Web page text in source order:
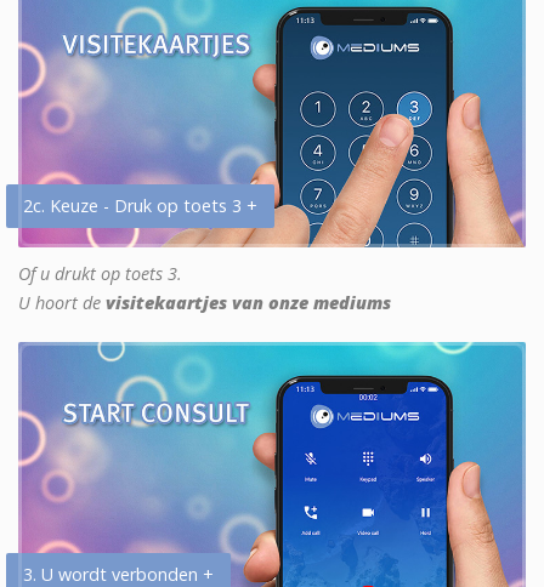
2c. Keuze - Druk op toets 3 +
Of u drukt op toets 3.
U hoort de visitekaartjes van onze mediums
3. U wordt verbonden +